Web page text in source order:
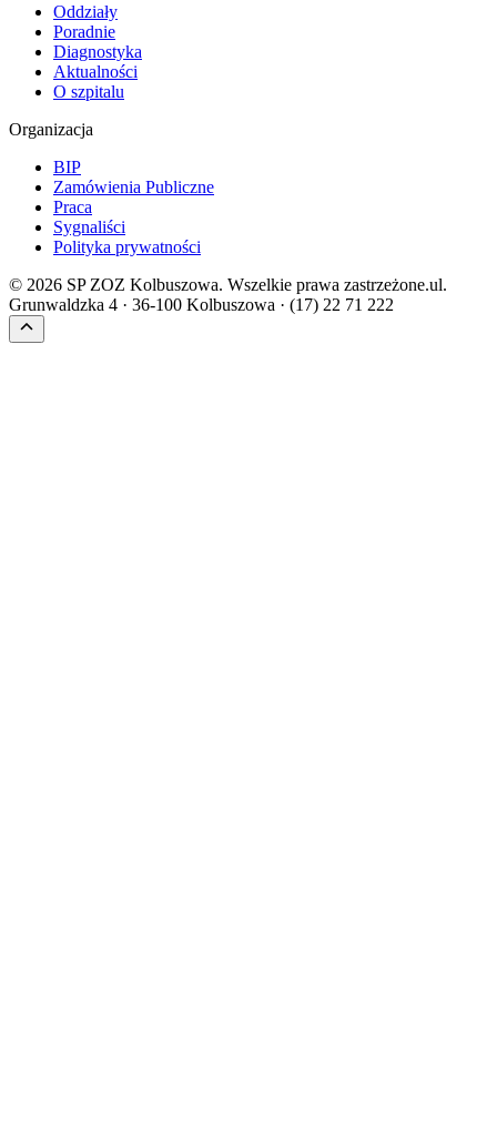
Oddziały
Poradnie
Diagnostyka
Aktualności
O szpitalu
Organizacja
BIP
Zamówienia Publiczne
Praca
Sygnaliści
Polityka prywatności
© 2026 SP ZOZ Kolbuszowa. Wszelkie prawa zastrzeżone.ul.
Grunwaldzka 4 · 36-100 Kolbuszowa · (17) 22 71 222